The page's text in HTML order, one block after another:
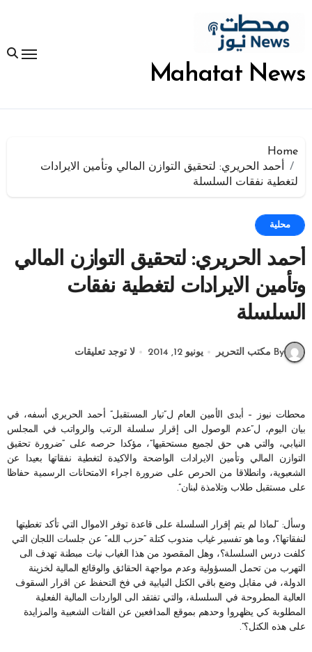
المحتوى
Mahatat News
Home
أحمد الحريري: لتحقيق التوازن المالي وتأمين الايرادات
لتغطية نفقات السلسلة
محلية
أحمد الحريري: لتحقيق التوازن المالي
وتأمين الايرادات لتغطية نفقات
السلسلة
By مكتب التحرير يونيو 12, 2014 لا توجد تعليقات
محطات نيوز – أبدى الأمين العام ل”تيار المستقبل” أحمد الحريري أسفه، في
بيان اليوم، ل”عدم الوصول الى إقرار سلسلة الرتب والرواتب في المجلس
النيابي، والتي هي حق لجميع مستحقيها”، مؤكدا حرصه على “ضرورة تحقيق
التوازن المالي وتأمين الايرادات الواضحة والاكيدة لتغطية نفقاتها بعيدا عن
الشعبوية، وانطلاقا من الحرص على ضرورة اجراء الامتحانات الرسمية حفاظا
على مستقبل طلاب وتلامذة لبنان”.
وسأل: “لماذا لم يتم إقرار السلسلة على قاعدة توفر الاموال التي تأكد تغطيتها
لنفقاتها؟، وما هو تفسير غياب مندوب كتلة “حزب الله” عن جلسات اللجان التي
كلفت درس السلسلة؟، وهل المقصود من هذا الغياب نيات مبطنة تهدف الى
التهرب من تحمل المسؤولية وعدم مواجهة الحقائق والوقائع المالية لخزينة
الدولة، في مقابل وضع باقي الكتل النيابية في فخ التحفظ عن اقرار السقوف
العالية المطروحة في السلسلة، والتي تفتقد الى الواردات المالية الفعلية
المطلوبة كي يظهروا وحدهم بموقع المدافعين عن الفئات الشعبية والمزايدة
على هذه الكتل؟”.